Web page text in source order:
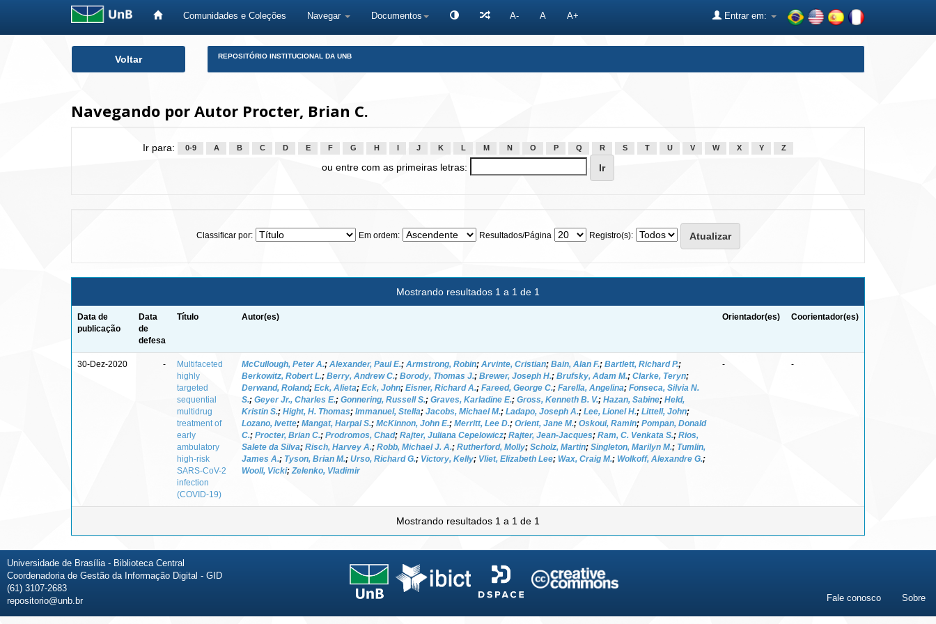
Comunidades e Coleções Navegar Documentos A- A A+ Entrar em:
Voltar REPOSITÓRIO INSTITUCIONAL DA UNB
Navegando por Autor Procter, Brian C.
Ir para: 0-9 A B C D E F G H J K L M N O P Q R S T U V W X Y Z
ou entre com as primeiras letras:
Classificar por: Em ordem: Resultados/Página Registro(s):
Mostrando resultados 1 a 1 de 1
Data de
publicação
Data
de
defesa
Título Autor(es) Orientador(es) Coorientador(es)
30-Dez-2020 -
Multifaceted
highly
targeted
sequential
multidrug
treatment of
early
ambulatory
high-risk
SARS-CoV-2
infection
(COVID-19)
McCullough, Peter A.; Alexander, Paul E.; Armstrong, Robin; Arvinte, Cristian; Bain, Alan F.; Bartlett, Richard P.;
Berkowitz, Robert L.; Berry, Andrew C.; Borody, Thomas J.; Brewer, Joseph H.; Brufsky, Adam M.; Clarke, Teryn;
Derwand, Roland; Eck, Alieta; Eck, John; Eisner, Richard A.; Fareed, George C.; Farella, Angelina; Fonseca, Silvia N.
S.; Geyer Jr., Charles E.; Gonnering, Russell S.; Graves, Karladine E.; Gross, Kenneth B. V.; Hazan, Sabine; Held,
Kristin S.; Hight, H. Thomas; Immanuel, Stella; Jacobs, Michael M.; Ladapo, Joseph A.; Lee, Lionel H.; Littell, John;
Lozano, Ivette; Mangat, Harpal S.; McKinnon, John E.; Merritt, Lee D.; Orient, Jane M.; Oskoui, Ramin; Pompan, Donald
C.; Procter, Brian C.; Prodromos, Chad; Rajter, Juliana Cepelowicz; Rajter, Jean-Jacques; Ram, C. Venkata S.; Rios,
Salete da Silva; Risch, Harvey A.; Robb, Michael J. A.; Rutherford, Molly; Scholz, Martin; Singleton, Marilyn M.; Tumlin,
James A.; Tyson, Brian M.; Urso, Richard G.; Victory, Kelly; Vliet, Elizabeth Lee; Wax, Craig M.; Wolkoff, Alexandre G.;
Wooll, Vicki; Zelenko, Vladimir
- -
Mostrando resultados 1 a 1 de 1
Universidade de Brasília - Biblioteca Central
Coordenadoria de Gestão da Informação Digital - GID
(61) 3107-2683
repositorio@unb.br
Fale conosco Sobre